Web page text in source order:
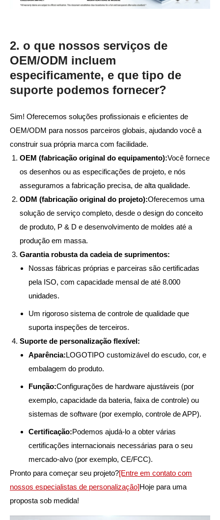
2. o que nossos serviços de
OEM/ODM incluem
especificamente, e que tipo de
suporte podemos fornecer?
Sim! Oferecemos soluções profissionais e eficientes de
OEM/ODM para nossos parceiros globais, ajudando você a
construir sua própria marca com facilidade.
OEM (fabricação original do equipamento):Você fornece
os desenhos ou as especificações de projeto, e nós
asseguramos a fabricação precisa, de alta qualidade.
ODM (fabricação original do projeto):Oferecemos uma
solução de serviço completo, desde o design do conceito
de produto, P & D e desenvolvimento de moldes até a
produção em massa.
Garantia robusta da cadeia de suprimentos:
Nossas fábricas próprias e parceiras são certificadas
pela ISO, com capacidade mensal de até 8.000
unidades.
Um rigoroso sistema de controle de qualidade que
suporta inspeções de terceiros.
Suporte de personalização flexível:
Aparência:LOGOTIPO customizável do escudo, cor, e
embalagem do produto.
Função:Configurações de hardware ajustáveis (por
exemplo, capacidade da bateria, faixa de controle) ou
sistemas de software (por exemplo, controle de APP).
Certificação:Podemos ajudá-lo a obter várias
certificações internacionais necessárias para o seu
mercado-alvo (por exemplo, CE/FCC).
Pronto para começar seu projeto?[Entre em contato com
nossos especialistas de personalização]Hoje para uma
proposta sob medida!